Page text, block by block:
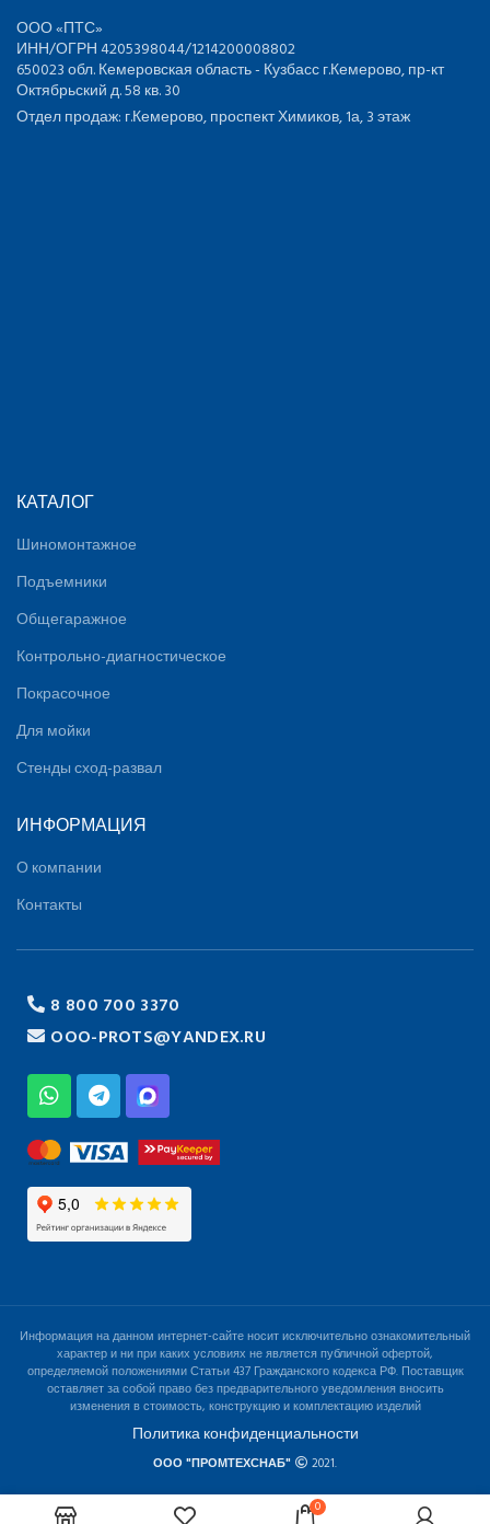
ООО «ПТС»
ИНН/ОГРН 4205398044/1214200008802
650023 обл. Кемеровская область - Кузбасс г.Кемерово, пр-кт
Октябрьский д. 58 кв. 30
Отдел продаж: г.Кемерово, проспект Химиков, 1а, 3 этаж
КАТАЛОГ
Шиномонтажное
Подъемники
Общегаражное
Контрольно-диагностическое
Покрасочное
Для мойки
Стенды сход-развал
ИНФОРМАЦИЯ
О компании
Контакты
8 800 700 3370
OOO-PROTS@YANDEX.RU
Информация на данном интернет-сайте носит исключительно ознакомительный
характер и ни при каких условиях не является публичной офертой,
определяемой положениями Статьи 437 Гражданского кодекса РФ. Поставщик
оставляет за собой право без предварительного уведомления вносить
изменения в стоимость, конструкцию и комплектацию изделий
Политика конфиденциальности
ООО "ПРОМТЕХСНАБ" 2021.
0